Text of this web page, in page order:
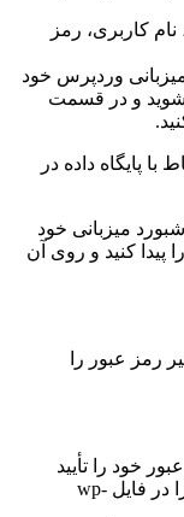
نام کاربری، رمز
وردپرس خود
شوید و در قسمت
میزبانی خود
پیدا کنید و روی آن
رمز عبور را
خود را تأیید
کردید، می توانید در صورت نیاز آن اطلاعات را در فایل wp-